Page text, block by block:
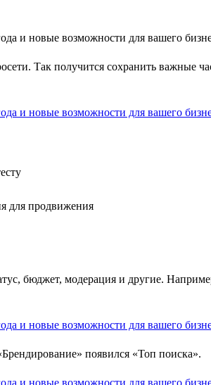
Так получится сохранить важные
для продвижения
бюджет, модерация и другие.
появился «Топ поиска».